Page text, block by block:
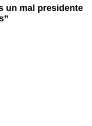
un mal presidente